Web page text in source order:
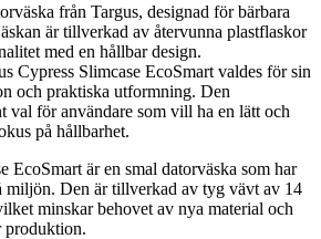
från Targus, designad för bärbara
är tillverkad av återvunna plastflaskor
med en hållbar design.
Cypress Slimcase EcoSmart valdes för sin
och praktiska utformning. Den
val för användare som vill ha en lätt och
på hållbarhet.
EcoSmart är en smal datorväska som har
miljön. Den är tillverkad av tyg vävt av 14
minskar behovet av nya material och
produktion.